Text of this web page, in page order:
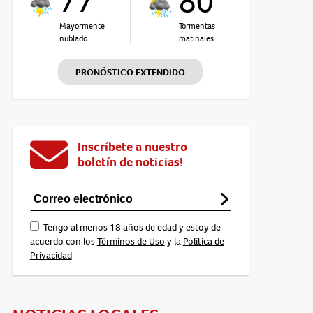
Mayormente
nublado
Tormentas
matinales
PRONÓSTICO EXTENDIDO
Inscríbete a nuestro
boletín de noticias!
Tengo al menos 18 años de edad y estoy de
acuerdo con losTérminos de Uso y la Política de
Privacidad